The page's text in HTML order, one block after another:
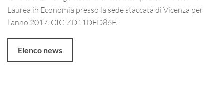
Laurea in Economia presso la sede staccata di Vicenza per
l’anno 2017. CIG ZD11DFD86F.
Elenco news